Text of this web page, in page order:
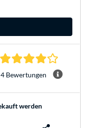
Bewertungen
werden